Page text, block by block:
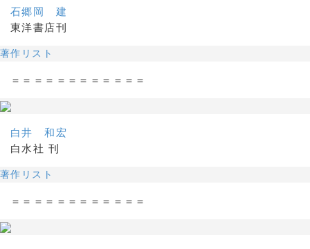
石郷岡 建
東洋書店刊
著作リスト
＝＝＝＝＝＝＝＝＝＝＝＝
白井 和宏
白水社 刊
著作リスト
＝＝＝＝＝＝＝＝＝＝＝＝